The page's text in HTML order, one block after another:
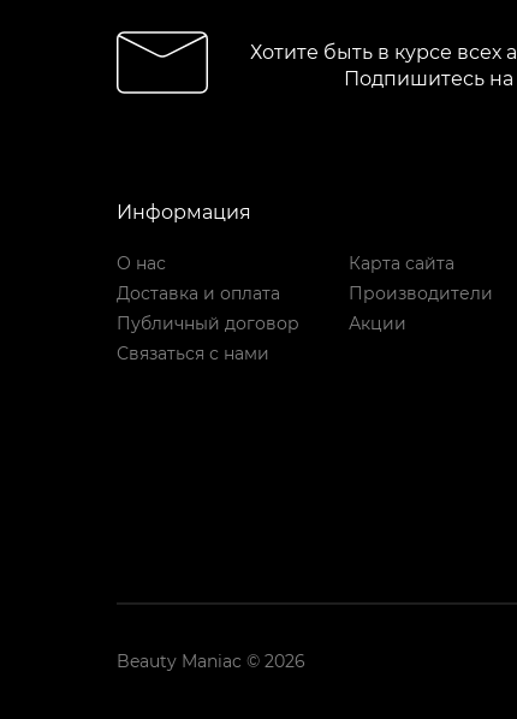
Хотите быть в курсе всех
Подпишитесь
Информация
О нас
Доставка и оплата
Публичный договор
Связаться с нами
Карта сайта
Производители
Акции
Beauty Maniac © 2026